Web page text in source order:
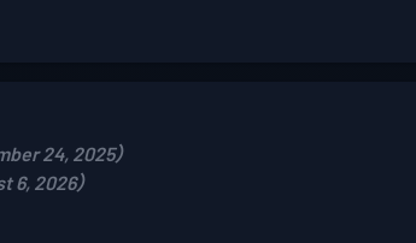
24, 2025）
6, 2026）